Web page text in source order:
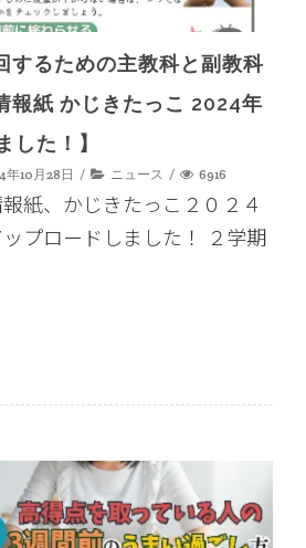
するための主教科と副教科
報紙 かじきたっこ 2024年
した！】
年10月28日 ニュース 6916
紙、かじきたっこ２０２４
プロードしました！ ２学期